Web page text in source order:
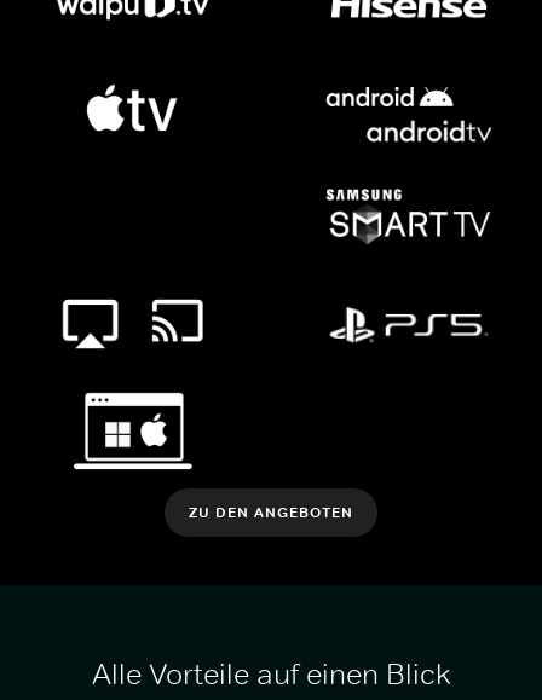
ZU DEN ANGEBOTEN
Alle Vorteile auf einen Blick